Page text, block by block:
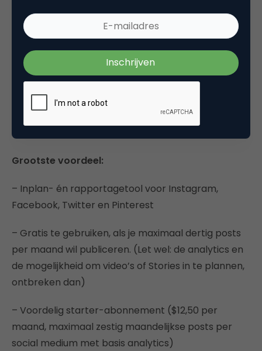
Bron: Later
Grootste voordeel:
– Inplan- én rapportagetool voor Instagram,
Facebook, Twitter en Pinterest
– Gratis te gebruiken, als je maximaal dertig posts
per maand wil publiceren. (Let wel: de analytics en
de mogelijkheid om video’s of Stories in te plannen,
ontbreken dan)
– Voordelig starter-abonnement ($12,50 per
maand, maximaal zestig maandelijkse posts per
social medium met basis analytics)